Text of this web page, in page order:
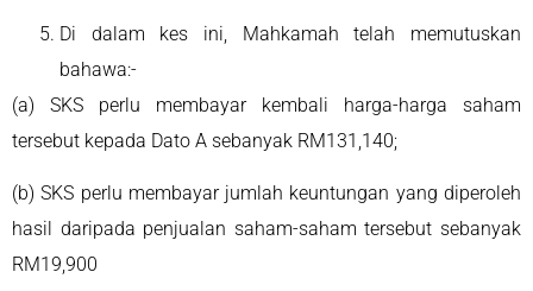
Di dalam kes ini, Mahkamah telah memutuskan
bahawa:-
(a) SKS perlu membayar kembali harga-harga saham
tersebut kepada Dato A sebanyak RM131,140;
(b) SKS perlu membayar jumlah keuntungan yang diperoleh
hasil daripada penjualan saham-saham tersebut sebanyak
RM19,900